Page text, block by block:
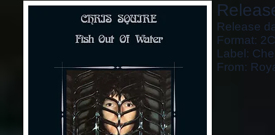
Release
Format:
Label:
From: